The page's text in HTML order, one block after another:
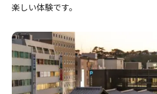
楽しい体験です。